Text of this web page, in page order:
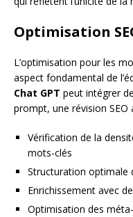
Optimisation
L’optimisation pour les
aspect fondamental de
Chat GPT peut intégrer
prompt, une révision SEO
Vérification de la
mots-clés
Structuration optimale
Enrichissement avec
Optimisation des